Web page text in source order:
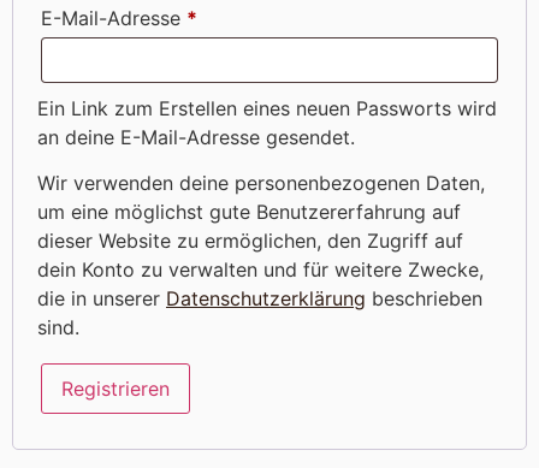
E-Mail-Adresse *
Ein Link zum Erstellen eines neuen Passworts wird
an deine E-Mail-Adresse gesendet.
Wir verwenden deine personenbezogenen Daten,
um eine möglichst gute Benutzererfahrung auf
dieser Website zu ermöglichen, den Zugriff auf
dein Konto zu verwalten und für weitere Zwecke,
die in unserer Datenschutzerklärung beschrieben
sind.
Registrieren